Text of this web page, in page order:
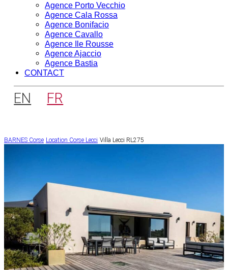
Agence Porto Vecchio
Agence Cala Rossa
Agence Bonifacio
Agence Cavallo
Agence Ile Rousse
Agence Ajaccio
Agence Bastia
CONTACT
EN FR
BARNES Corse Location Corse Lecci Villa Lecci RL275